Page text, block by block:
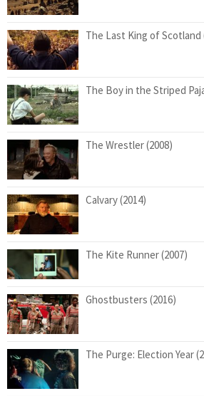
The Last King of Scotland
The Boy in the Striped
The Wrestler (2008)
Calvary (2014)
The Kite Runner (2007)
Ghostbusters (2016)
The Purge: Election Year